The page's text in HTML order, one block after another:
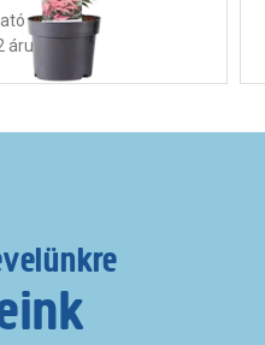
áruházban